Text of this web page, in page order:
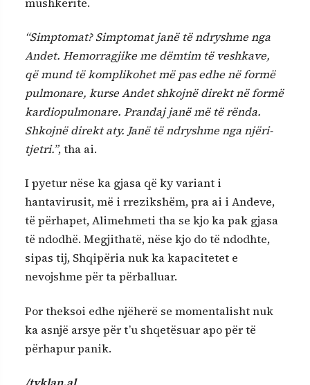
“Simptomat? Simptomat janë të ndryshme nga
Andet. Hemorragjike me dëmtim të veshkave,
që mund të komplikohet më pas edhe në formë
pulmonare, kurse Andet shkojnë direkt në formë
kardiopulmonare. Prandaj janë më të rënda.
Shkojnë direkt aty. Janë të ndryshme nga njëri-
tjetri.”, tha ai.
I pyetur nëse ka gjasa që ky variant i
hantavirusit, më i rrezikshëm, pra ai i Andeve,
të përhapet, Alimehmeti tha se kjo ka pak gjasa
të ndodhë. Megjithatë, nëse kjo do të ndodhte,
sipas tij, Shqipëria nuk ka kapacitetet e
nevojshme për ta përballuar.
Por theksoi edhe njëherë se momentalisht nuk
ka asnjë arsye për t’u shqetësuar apo për të
përhapur panik.